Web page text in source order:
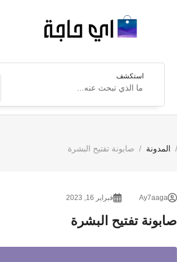
استكشف
المدونة صابونة تفتيح البشرة
Ay7aaga فبراير 16, 2023
صابونة تفتيح البشرة